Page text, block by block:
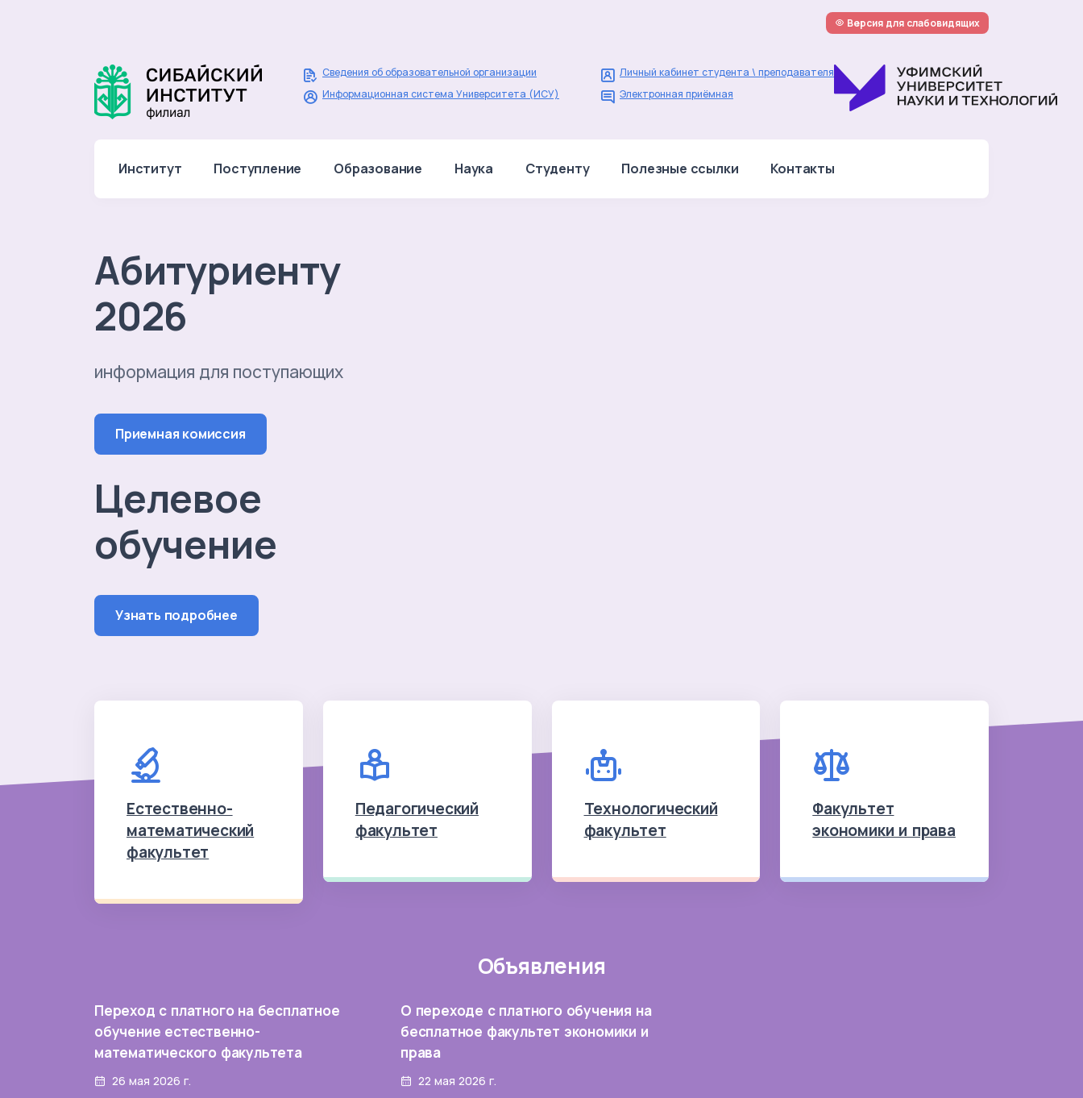
Версия для слабовидящих
Сведения об образовательной организации
Информационная система Университета (ИСУ)
Личный кабинет студента \ преподавателя
Электронная приёмная
Институт Поступление Образование Наука Студенту Полезные ссылки Контакты
Абитуриенту
2026
информация для поступающих
Приемная комиссия
Целевое
обучение
Узнать подробнее
Естественно-
математический
факультет
Педагогический
факультет
Технологический
факультет
Факультет
экономики и права
Объявления
Переход с платного на бесплатное
обучение естественно-
математического факультета
26 мая 2026 г.
О переходе с платного обучения на
бесплатное факультет экономики и
права
22 мая 2026 г.